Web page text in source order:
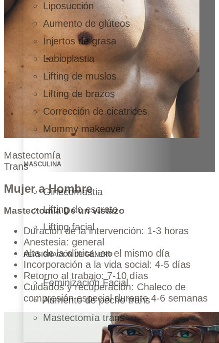
Liposucción
Aumento de glúteos
Injertos de grasa
Labioplastia
Lifting de muslos
Lifting de brazos
Corrección de cicatrices
Mommy makeover
MASCULINA
Ginecomastia
Lifting de escroto
Lifting facial
REASIGNACIÓN DE GÉNERO
Feminización Facial
Aumento de pecho trans
Mastectomía trans
Mastectomía
Trans
Mujer a Hombre
Mastectomía De un vistazo
Duración de la intervención: 1-3 horas
Anestesia: general
Alta de la clínica: en el mismo día
Incorporación a la vida social: 4-5 días
Retorno al trabajo: 7-10 días
Cuidados y recuperación: Chaleco de
compresión especial durante 4-6 semanas